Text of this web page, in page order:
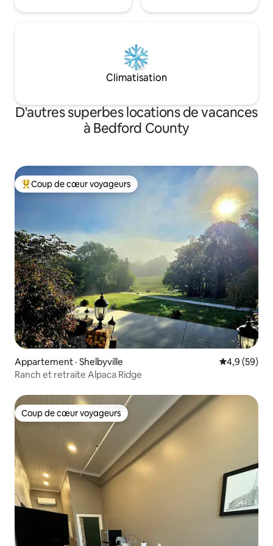
Climatisation
D'autres superbes locations de vacances
à Bedford County
Coup de cœur voyageurs parmi les plus aimés
Coup de cœur voyageurs
Appartement · Shelbyville Note
4,9 (59)
Ranch et retraite Alpaca Ridge
Coup de cœur voyageurs
Coup de cœur voyageurs